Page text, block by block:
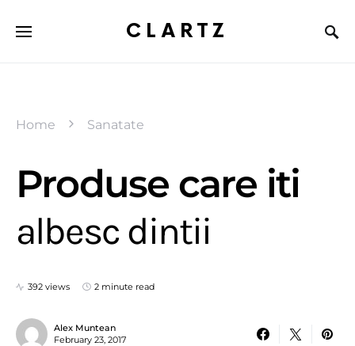
CLARTZ
Home Sanatate
Produse care iti
albesc dintii
392 views 2 minute read
Alex Muntean
February 23, 2017